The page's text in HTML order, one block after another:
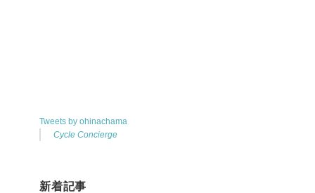
Tweets by ohinachama
Cycle Concierge
新着記事